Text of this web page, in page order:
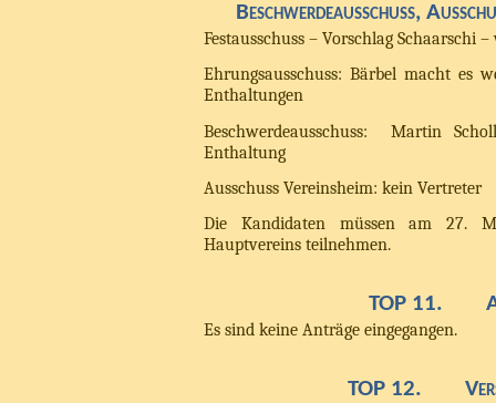
Beschwerdeausschuss,
Festausschuss – Vorschlag Schaarschi
Ehrungsausschuss: Bärbel macht es
Enthaltungen
Beschwerdeausschuss:
Martin
Enthaltung
Ausschuss Vereinsheim: kein Vertreter
Die Kandidaten müssen am 27.
Hauptvereins teilnehmen.
TOP 11.
Es sind keine Anträge eingegangen.
TOP 12.